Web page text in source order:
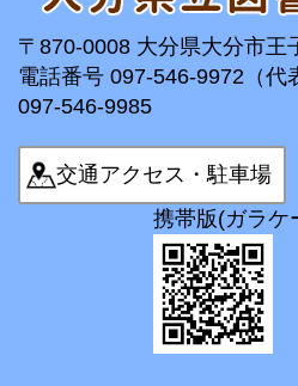
〒870-0008 大分県大分市王
電話番号 097-546-9972（代
097-546-9985
交通アクセス・駐車場
携帯版(ガラケ